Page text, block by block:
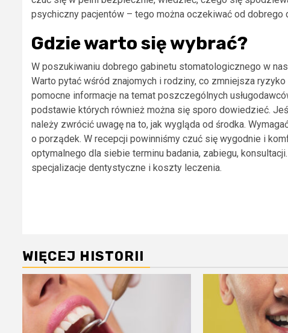
psychiczny pacjentów – tego można oczekiwać od dobrego
Gdzie warto się wybrać?
W poszukiwaniu dobrego gabinetu stomatologicznego w
Warto pytać wśród znajomych i rodziny, co zmniejsza
pomocne informacje na temat poszczególnych
podstawie których również można się sporo dowiedzieć.
należy zwrócić uwagę na to, jak wygląda od środka.
o porządek. W recepcji powinniśmy czuć się wygodnie i
optymalnego dla siebie terminu badania, zabiegu,
specjalizacje dentystyczne i koszty leczenia.
WIĘCEJ HISTORII